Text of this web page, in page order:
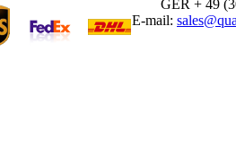
GER + 49
E-mail: